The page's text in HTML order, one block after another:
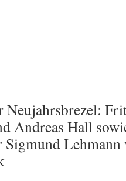
Andreas Hall
Sigmund